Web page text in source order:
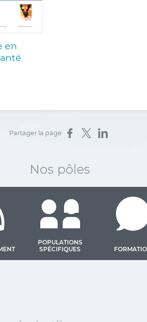
en
Partager la page Partager sur Facebook
Partager sur X
Partager sur
Nos pôles
POPULATIONS
SPÉCIFIQUES